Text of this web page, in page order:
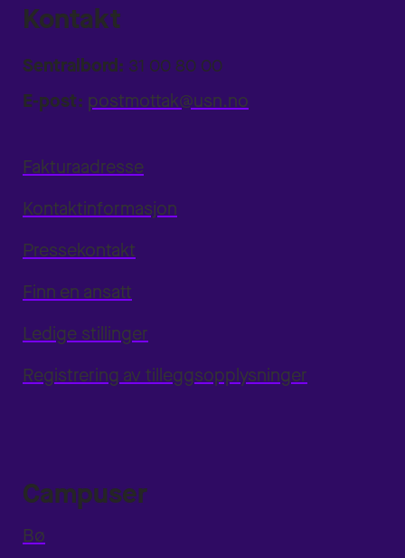
Kontakt
Sentralbord: 31 00 80 00
E-post: postmottak@usn.no
Fakturaadresse
Kontaktinformasjon
Pressekontakt
Finn en ansatt
Ledige stillinger
Registrering av tilleggsopplysninger
Campuser
Bø